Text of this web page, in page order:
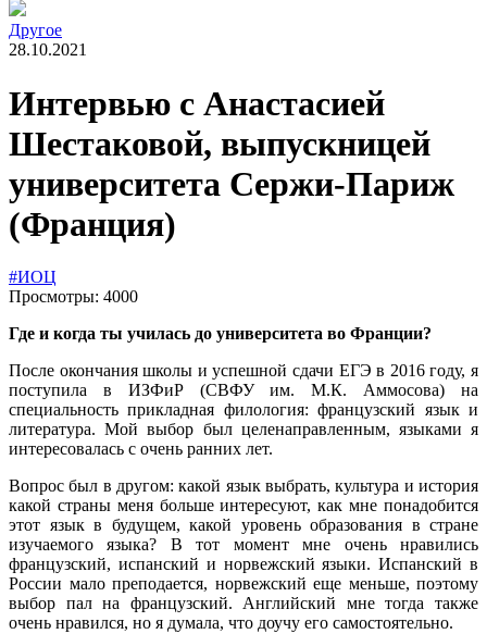
Другое
28.10.2021
Интервью с Анастасией
Шестаковой, выпускницей
университета Сержи-Париж
(Франция)
#ИОЦ
Просмотры: 4000
Где и когда ты училась до университета во Франции?
После окончания школы и успешной сдачи ЕГЭ в 2016 году, я
поступила в ИЗФиР (СВФУ им. М.К. Аммосова) на
специальность прикладная филология: французский язык и
литература. Мой выбор был целенаправленным, языками я
интересовалась с очень ранних лет.
Вопрос был в другом: какой язык выбрать, культура и история
какой страны меня больше интересуют, как мне понадобится
этот язык в будущем, какой уровень образования в стране
изучаемого языка? В тот момент мне очень нравились
французский, испанский и норвежский языки. Испанский в
России мало преподается, норвежский еще меньше, поэтому
выбор пал на французский. Английский мне тогда также
очень нравился, но я думала, что доучу его самостоятельно.